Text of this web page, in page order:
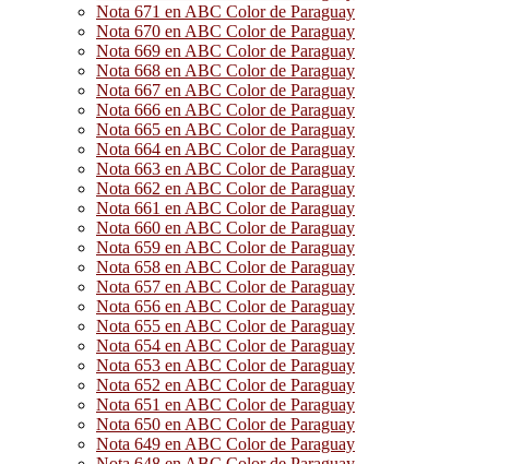
Nota 671 en ABC Color de Paraguay
Nota 670 en ABC Color de Paraguay
Nota 669 en ABC Color de Paraguay
Nota 668 en ABC Color de Paraguay
Nota 667 en ABC Color de Paraguay
Nota 666 en ABC Color de Paraguay
Nota 665 en ABC Color de Paraguay
Nota 664 en ABC Color de Paraguay
Nota 663 en ABC Color de Paraguay
Nota 662 en ABC Color de Paraguay
Nota 661 en ABC Color de Paraguay
Nota 660 en ABC Color de Paraguay
Nota 659 en ABC Color de Paraguay
Nota 658 en ABC Color de Paraguay
Nota 657 en ABC Color de Paraguay
Nota 656 en ABC Color de Paraguay
Nota 655 en ABC Color de Paraguay
Nota 654 en ABC Color de Paraguay
Nota 653 en ABC Color de Paraguay
Nota 652 en ABC Color de Paraguay
Nota 651 en ABC Color de Paraguay
Nota 650 en ABC Color de Paraguay
Nota 649 en ABC Color de Paraguay